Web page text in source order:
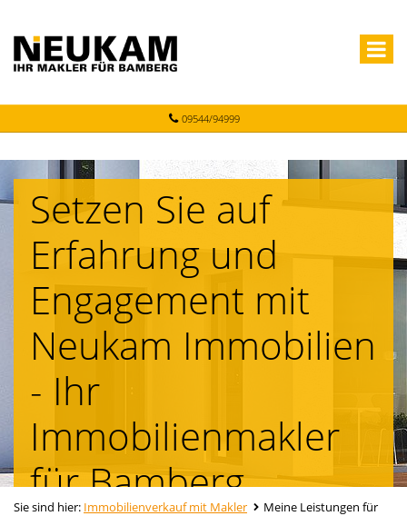
09544/94999
Setzen Sie auf
Erfahrung und
Engagement mit
Neukam Immobilien
- Ihr
Immobilienmakler
für Bamberg
Sie sind hier: Immobilienverkauf mit Makler
Meine Leistungen für